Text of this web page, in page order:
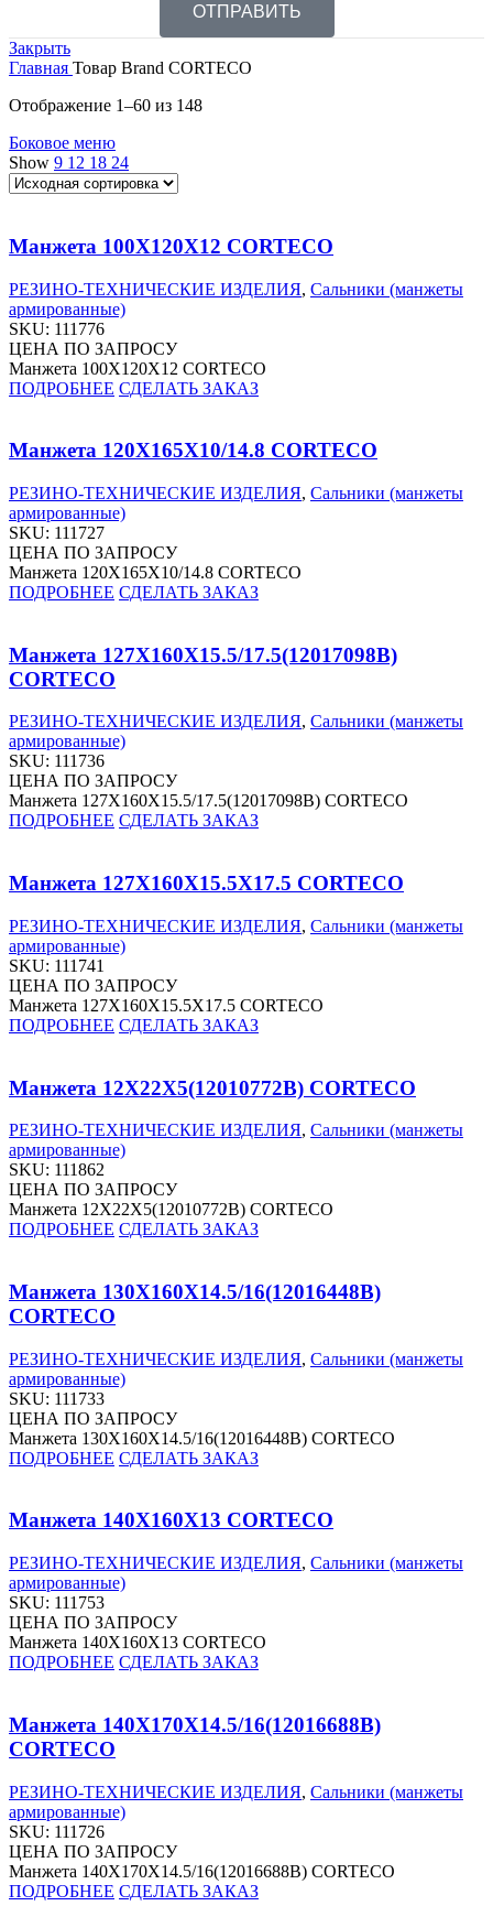
ОТПРАВИТЬ
Закрыть
Главная Товар Brand CORTECO
Отображение 1–60 из 148
Боковое меню
Show 9 12 18 24
Манжета 100X120X12 CORTECO
РЕЗИНО-ТЕХНИЧЕСКИЕ ИЗДЕЛИЯ, Сальники (манжеты
армированные)
SKU: 111776
ЦЕНА ПО ЗАПРОСУ
Манжета 100X120X12 CORTECO
ПОДРОБНЕЕ СДЕЛАТЬ ЗАКАЗ
Манжета 120X165X10/14.8 CORTECO
РЕЗИНО-ТЕХНИЧЕСКИЕ ИЗДЕЛИЯ, Сальники (манжеты
армированные)
SKU: 111727
ЦЕНА ПО ЗАПРОСУ
Манжета 120X165X10/14.8 CORTECO
ПОДРОБНЕЕ СДЕЛАТЬ ЗАКАЗ
Манжета 127X160X15.5/17.5(12017098B)
CORTECO
РЕЗИНО-ТЕХНИЧЕСКИЕ ИЗДЕЛИЯ, Сальники (манжеты
армированные)
SKU: 111736
ЦЕНА ПО ЗАПРОСУ
Манжета 127X160X15.5/17.5(12017098B) CORTECO
ПОДРОБНЕЕ СДЕЛАТЬ ЗАКАЗ
Манжета 127X160X15.5X17.5 CORTECO
РЕЗИНО-ТЕХНИЧЕСКИЕ ИЗДЕЛИЯ, Сальники (манжеты
армированные)
SKU: 111741
ЦЕНА ПО ЗАПРОСУ
Манжета 127X160X15.5X17.5 CORTECO
ПОДРОБНЕЕ СДЕЛАТЬ ЗАКАЗ
Манжета 12X22X5(12010772B) CORTECO
РЕЗИНО-ТЕХНИЧЕСКИЕ ИЗДЕЛИЯ, Сальники (манжеты
армированные)
SKU: 111862
ЦЕНА ПО ЗАПРОСУ
Манжета 12X22X5(12010772B) CORTECO
ПОДРОБНЕЕ СДЕЛАТЬ ЗАКАЗ
Манжета 130X160X14.5/16(12016448B)
CORTECO
РЕЗИНО-ТЕХНИЧЕСКИЕ ИЗДЕЛИЯ, Сальники (манжеты
армированные)
SKU: 111733
ЦЕНА ПО ЗАПРОСУ
Манжета 130X160X14.5/16(12016448B) CORTECO
ПОДРОБНЕЕ СДЕЛАТЬ ЗАКАЗ
Манжета 140X160X13 CORTECO
РЕЗИНО-ТЕХНИЧЕСКИЕ ИЗДЕЛИЯ, Сальники (манжеты
армированные)
SKU: 111753
ЦЕНА ПО ЗАПРОСУ
Манжета 140X160X13 CORTECO
ПОДРОБНЕЕ СДЕЛАТЬ ЗАКАЗ
Манжета 140X170X14.5/16(12016688B)
CORTECO
РЕЗИНО-ТЕХНИЧЕСКИЕ ИЗДЕЛИЯ, Сальники (манжеты
армированные)
SKU: 111726
ЦЕНА ПО ЗАПРОСУ
Манжета 140X170X14.5/16(12016688B) CORTECO
ПОДРОБНЕЕ СДЕЛАТЬ ЗАКАЗ